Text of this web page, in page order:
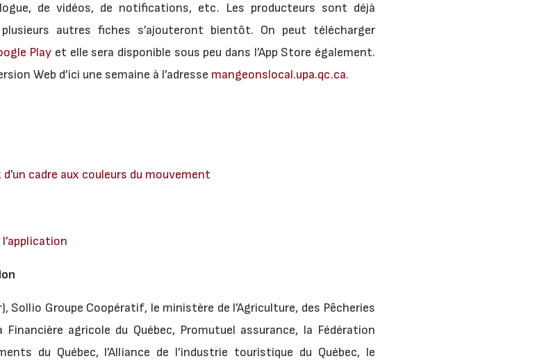
de vidéos, de notifications, etc. Les producteurs sont déjà
autres fiches s’ajouteront bientôt. On peut télécharger
Play et elle sera disponible sous peu dans l’App Store également.
Web d’ici une semaine à l’adresse mangeonslocal.upa.qc.ca.
cadre aux couleurs du mouvement
Sollio Groupe Coopératif, le ministère de l’Agriculture, des Pêcheries
agricole du Québec, Promutuel assurance, la Fédération
du Québec, l’Alliance de l’industrie touristique du Québec, le